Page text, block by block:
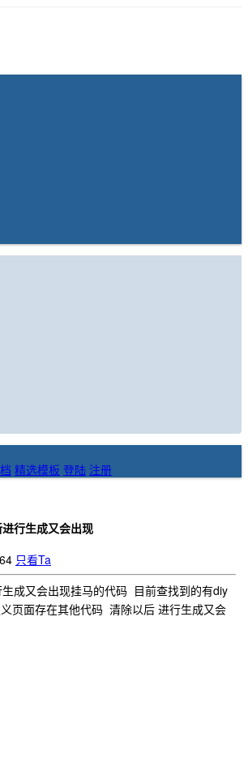
精选模板 登陆 注册
行生成又会出现
只看Ta
成又会出现挂马的代码 目前查找到的有diy
页面存在其他代码 清除以后 进行生成又会